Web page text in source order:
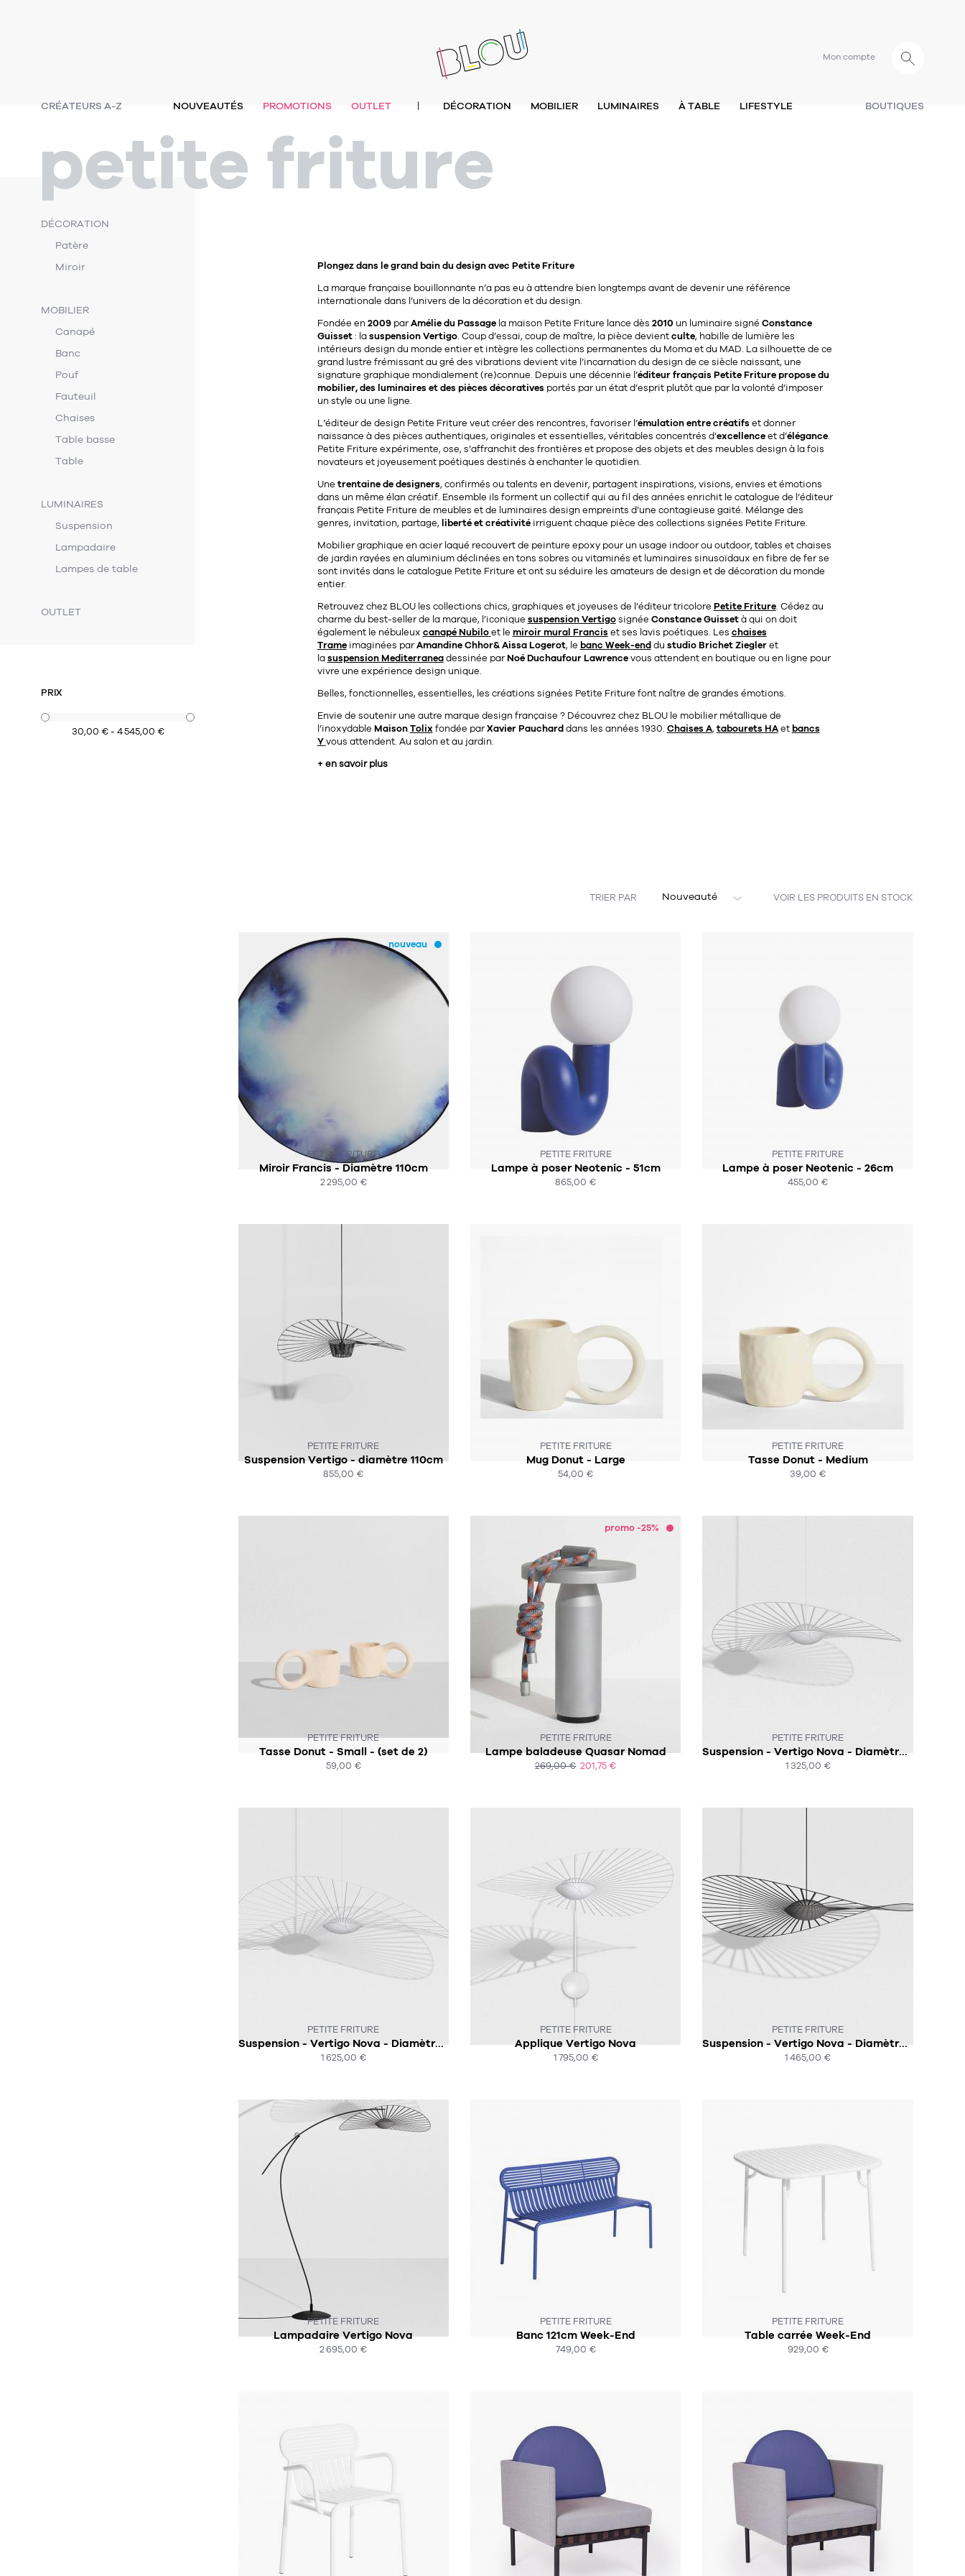
Mon compte
CRÉATEURS A-Z BOUTIQUES
NOUVEAUTÉS PROMOTIONS OUTLET | DÉCORATION MOBILIER LUMINAIRES À TABLE LIFESTYLE
petite friture
DÉCORATION
Patère
Miroir
MOBILIER
Canapé
Banc
Pouf
Fauteuil
Chaises
Table basse
Table
LUMINAIRES
Suspension
Lampadaire
Lampes de table
OUTLET
PRIX
30,00 € - 4 545,00 €
Plongez dans le grand bain du design avec Petite Friture
La marque française bouillonnante n’a pas eu à attendre bien longtemps avant de devenir une référence
internationale dans l’univers de la décoration et du design.
Fondée en2009parAmélie du Passagela maison Petite Friture lance dès 2010 un luminaire signé Constance
Guisset: lasuspension Vertigo. Coup d’essai, coup de maître, la pièce devientculte, habille de lumière les
intérieurs design du monde entier et intègre les collections permanentes du Moma et du MAD. La silhouette de ce
grand lustre frémissant au gré des vibrations devient vite l’incarnation du design de ce siècle naissant, une
signature graphique mondialement (re)connue. Depuis une décennie l’éditeur français Petite Friture propose du
mobilier, des luminaires et des pièces décoratives portés par un état d’esprit plutôt que par la volonté d’imposer
un style ou une ligne.
L’éditeur de design Petite Friture veut créer des rencontres, favoriser l’émulation entre créatifs et donner
naissance à des pièces authentiques, originales et essentielles, véritables concentrés d’excellenceet d’élégance.
Petite Friture expérimente, ose, s’affranchit des frontières et propose des objets et des meubles design à la fois
novateurs et joyeusement poétiques destinés à enchanter le quotidien.
Une trentaine de designers, confirmés ou talents en devenir, partagent inspirations, visions, envies et émotions
dans un même élan créatif. Ensemble ils forment un collectif qui au fil des années enrichit le catalogue de l’éditeur
français Petite Friture de meubles et de luminaires design empreints d’une contagieuse gaité. Mélange des
genres, invitation, partage, liberté et créativitéirriguent chaque pièce des collections signées Petite Friture.
Mobilier graphique en acier laqué recouvert de peinture epoxy pour un usage indoor ou outdoor, tables et chaises
de jardin rayées en aluminium déclinées en tons sobres ou vitaminés et luminaires sinusoïdaux en fibre de fer se
sont invités dans le catalogue Petite Friture et ont su séduire les amateurs de design et de décoration du monde
entier.
Retrouvez chez BLOU les collections chics, graphiques et joyeuses de l’éditeur tricolore Petite Friture. Cédez au
charme du best-seller de la marque, l’iconique suspension Vertigosignée Constance Guissetà qui on doit
également le nébuleux canapé Nubiloet le miroir mural Francis et ses lavis poétiques. Les chaises
Trameimaginées parAmandine Chhor& Aissa Logerot, le banc Week-enddu studio Brichet Ziegleret
lasuspension Mediterraneadessinée parNoé Duchaufour Lawrencevous attendent en boutique ou en ligne pour
vivre une expérience design unique.
Belles, fonctionnelles, essentielles, les créations signées Petite Friture font naître de grandes émotions.
Envie de soutenir une autre marque design française ? Découvrez chez BLOU le mobilier métallique de
l’inoxydable MaisonTolix fondée parXavier Paucharddans les années 1930. Chaises A, tabourets HAetbancs
Yvous attendent. Au salon et au jardin.
+ en savoir plus
TRIER PAR Nouveauté VOIR LES PRODUITS EN STOCK
nouveau
PETITE FRITURE
Miroir Francis - Diamètre 110cm
2 295,00 €
SOUS 3-6 SEMAINES
PETITE FRITURE
Lampe à poser Neotenic - 51cm
865,00 €
PETITE FRITURE
Lampe à poser Neotenic - 26cm
455,00 €
PETITE FRITURE
Suspension Vertigo - diamètre 110cm
855,00 €
PETITE FRITURE
Mug Donut - Large
54,00 €
PETITE FRITURE
Tasse Donut - Medium
39,00 €
PETITE FRITURE
Tasse Donut - Small - (set de 2)
59,00 €
promo -25%
PETITE FRITURE
Lampe baladeuse Quasar Nomad
269,00 € 201,75 €
PETITE FRITURE
Suspension - Vertigo Nova - Diamètre 110 CM
1 325,00 €
PETITE FRITURE
Suspension - Vertigo Nova - Diamètre 190 CM
1 625,00 €
PETITE FRITURE
Applique Vertigo Nova
1 795,00 €
PETITE FRITURE
Suspension - Vertigo Nova - Diamètre 140CM
1 465,00 €
PETITE FRITURE
Lampadaire Vertigo Nova
2 695,00 €
CE PRODUIT N'EST PLUS EN STOCK :-(
PETITE FRITURE
Banc 121cm Week-End
749,00 €
PETITE FRITURE
Table carrée Week-End
929,00 €